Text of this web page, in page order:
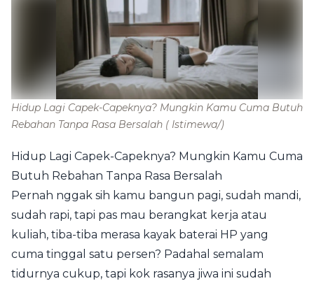
Hidup Lagi Capek-Capeknya? Mungkin Kamu Cuma Butuh
Rebahan Tanpa Rasa Bersalah ( Istimewa/)
Hidup Lagi Capek-Capeknya? Mungkin Kamu Cuma
Butuh Rebahan Tanpa Rasa Bersalah
Pernah nggak sih kamu bangun pagi, sudah mandi,
sudah rapi, tapi pas mau berangkat kerja atau
kuliah, tiba-tiba merasa kayak baterai HP yang
cuma tinggal satu persen? Padahal semalam
tidurnya cukup, tapi kok rasanya jiwa ini sudah